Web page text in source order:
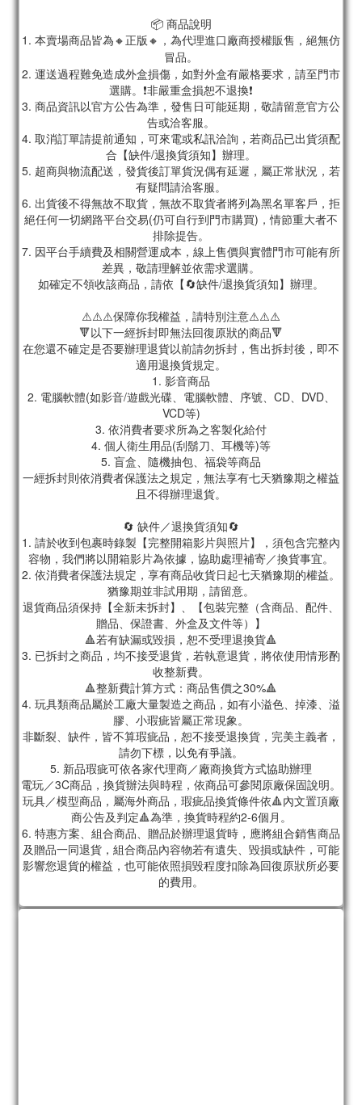
📦 商品說明
1. 本賣場商品皆為🔸正版🔸，為代理進口廠商授權販售，絕無仿
冒品。
2. 運送過程難免造成外盒損傷，如對外盒有嚴格要求，請至門市
選購。❗非嚴重盒損恕不退換❗
3. 商品資訊以官方公告為準，發售日可能延期，敬請留意官方公
告或洽客服。
4. 取消訂單請提前通知，可來電或私訊洽詢，若商品已出貨須配
合【缺件/退換貨須知】辦理。
5. 超商與物流配送，發貨後訂單貨況偶有延遲，屬正常狀況，若
有疑問請洽客服。
6. 出貨後不得無故不取貨，無故不取貨者將列為黑名單客戶，拒
絕任何一切網路平台交易(仍可自行到門市購買)，情節重大者不
排除提告。
7. 因平台手續費及相關營運成本，線上售價與實體門市可能有所
差異，敬請理解並依需求選購。
如確定不領收該商品，請依【🔄缺件/退換貨須知】辦理。
⚠️⚠️⚠️保障你我權益，請特別注意⚠️⚠️⚠️
🔻以下一經拆封即無法回復原狀的商品🔻
在您還不確定是否要辦理退貨以前請勿拆封，售出拆封後，即不
適用退換貨規定。
1. 影音商品
2. 電腦軟體(如影音/遊戲光碟、電腦軟體、序號、CD、DVD、
VCD等)
3. 依消費者要求所為之客製化給付
4. 個人衛生用品(刮鬍刀、耳機等)等
5. 盲盒、隨機抽包、福袋等商品
一經拆封則依消費者保護法之規定，無法享有七天猶豫期之權益
且不得辦理退貨。
🔄 缺件／退換貨須知🔄
1. 請於收到包裹時錄製【完整開箱影片與照片】，須包含完整內
容物，我們將以開箱影片為依據，協助處理補寄／換貨事宜。
2. 依消費者保護法規定，享有商品收貨日起七天猶豫期的權益。
猶豫期並非試用期，請留意。
退貨商品須保持【全新未拆封】、【包裝完整（含商品、配件、
贈品、保證書、外盒及文件等）】
🔺若有缺漏或毀損，恕不受理退換貨🔺
3. 已拆封之商品，均不接受退貨，若執意退貨，將依使用情形酌
收整新費。
🔺整新費計算方式：商品售價之30%🔺
4. 玩具類商品屬於工廠大量製造之商品，如有小溢色、掉漆、溢
膠、小瑕疵皆屬正常現象。
非斷裂、缺件，皆不算瑕疵品，恕不接受退換貨，完美主義者，
請勿下標，以免有爭議。
5. 新品瑕疵可依各家代理商／廠商換貨方式協助辦理
電玩／3C商品，換貨辦法與時程，依商品可參閱原廠保固說明。
玩具／模型商品，屬海外商品，瑕疵品換貨條件依🔺內文置頂廠
商公告及判定🔺為準，換貨時程約2-6個月。
6. 特惠方案、組合商品、贈品於辦理退貨時，應將組合銷售商品
及贈品一同退貨，組合商品內容物若有遺失、毀損或缺件，可能
影響您退貨的權益，也可能依照損毀程度扣除為回復原狀所必要
的費用。